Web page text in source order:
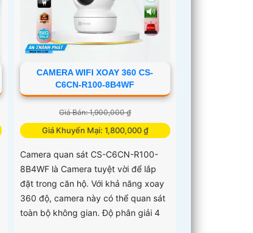
CAMERA WIFI XOAY 360 CS-
C6CN-R100-8B4WF
Giá Bán: 1,900,000 ₫
Giá Khuyến Mại: 1,800,000 ₫
Camera quan sát CS-C6CN-R100-
8B4WF là Camera tuyệt vời để lắp
đặt trong căn hộ. Với khả năng xoay
360 độ, camera này có thể quan sát
toàn bộ không gian. Độ phân giải 4